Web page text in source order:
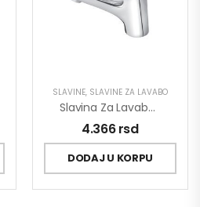
SLAVINE, SLAVINE ZA LAVABO
Slavina Za Lavabo King J301001
4.366rsd
DODAJ U KORPU